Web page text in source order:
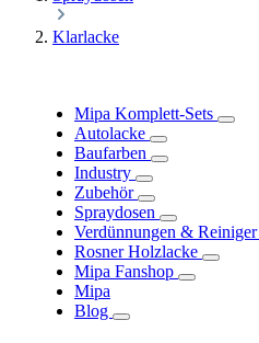
Klarlacke
Mipa Komplett-Sets
Autolacke
Baufarben
Industry
Zubehör
Spraydosen
Verdünnungen & Reiniger
Rosner Holzlacke
Mipa Fanshop
Mipa
Blog